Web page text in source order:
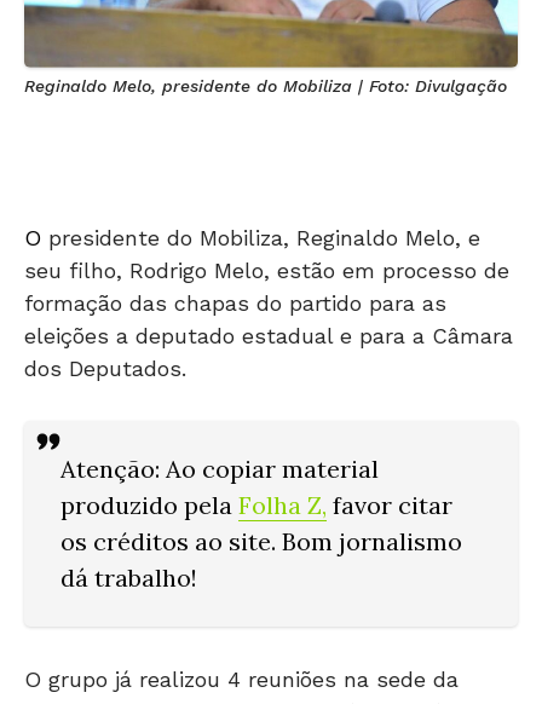
Reginaldo Melo, presidente do Mobiliza | Foto: Divulgação
seu filho, Rodrigo Melo, estão em processo de
formação das chapas do partido para as
eleições a deputado estadual e para a Câmara
dos Deputados.
produzido pelaFolha Z,favor citar
os créditos ao site. Bom jornalismo
dá trabalho!
União Goiana de Policiais Civis (Ugopoci).